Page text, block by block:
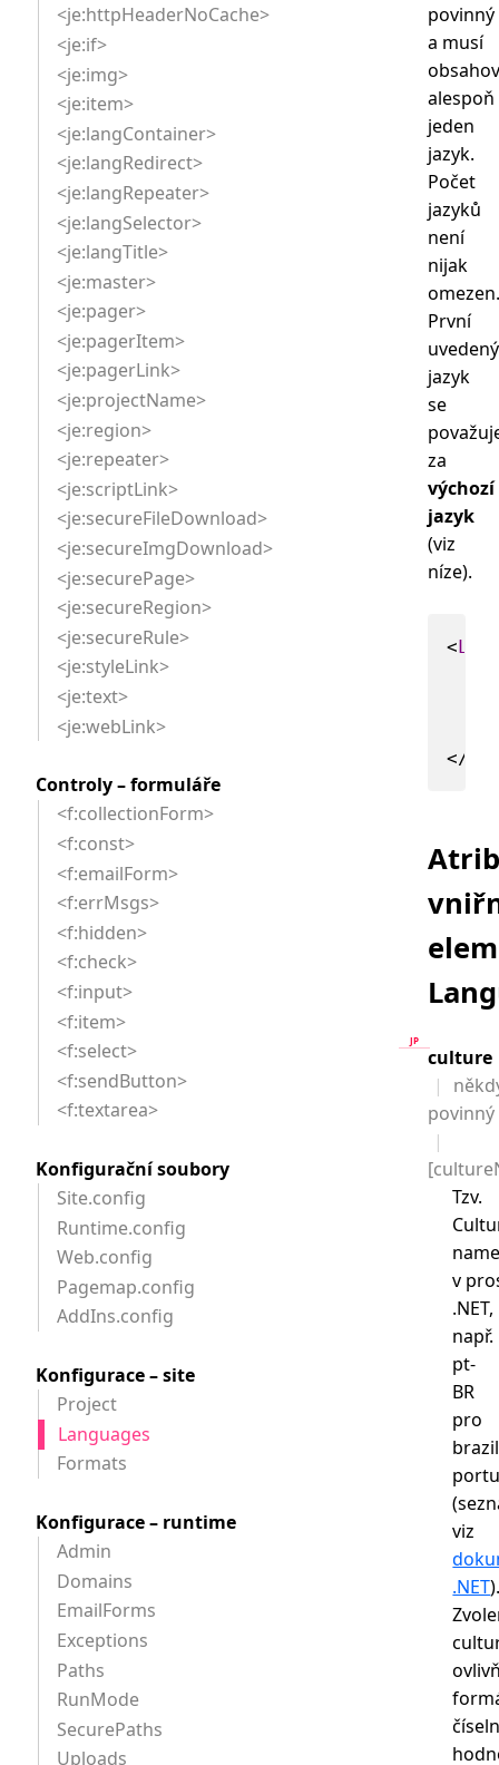
povinný
a musí
alespoň
jeden
jazyk.
Počet
jazyků
není
nijak
omezen.
První
uvedený
jazyk
se
za
výchozí
jazyk
(viz
níze).
<
</
culture
povinný
Tzv.
v
.NET,
např.
pt-
BR
pro
viz
.NET
<je:httpHeaderNoCache>
<je:if>
<je:img>
<je:item>
<je:langContainer>
<je:langRedirect>
<je:langRepeater>
<je:langSelector>
<je:langTitle>
<je:master>
<je:pager>
<je:pagerItem>
<je:pagerLink>
<je:projectName>
<je:region>
<je:repeater>
<je:scriptLink>
<je:secureFileDownload>
<je:secureImgDownload>
<je:securePage>
<je:secureRegion>
<je:secureRule>
<je:styleLink>
<je:text>
<je:webLink>
Controly – formuláře
<f:collectionForm>
<f:const>
<f:emailForm>
<f:errMsgs>
<f:hidden>
<f:check>
<f:input>
<f:item>
<f:select>
<f:sendButton>
<f:textarea>
Konfigurační soubory
Site.config
Runtime.config
Web.config
Pagemap.config
AddIns.config
Konfigurace – site
Project
Languages
Formats
Konfigurace – runtime
Admin
Domains
EmailForms
Exceptions
Paths
RunMode
SecurePaths
Uploads